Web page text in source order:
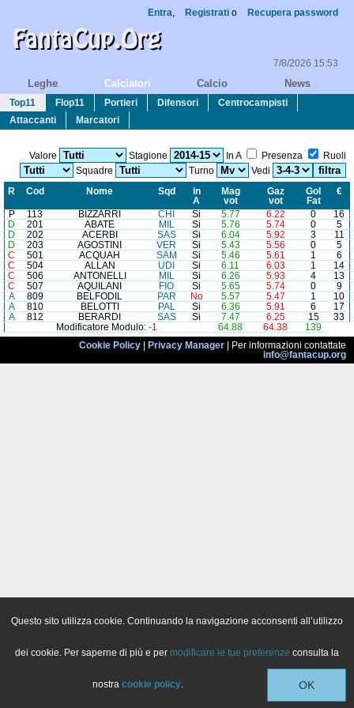
Entra, Registrati o Recupera password
7/8/2026 15:53
Leghe Calciatori Calcio News
Top11 Flop11 Portieri Difensori
Centrocampisti
Attaccanti
Marcatori
Valore Stagione In A Presenza
Ruoli
Squadre
Turno
Vedi
R
Cod Nome Sqd
in
A
Mag
vot
Gaz
vot
Gol
Fat
€
P 113 BIZZARRI CHI Si 5.77 6.22 0
16
D
201 ABATE MIL Si 5.76 5.74 0
5
D
202 ACERBI SAS Si 6.04 5.92 3
11
D
203 AGOSTINI VER Si 5.43 5.56 0
5
C
501 ACQUAH SAM Si 5.46 5.61 1
6
C
504 ALLAN UDI Si 6.11 6.03 1
14
C
506 ANTONELLI MIL Si 6.26 5.93 4
13
C
507 AQUILANI FIO Si 5.65 5.74 0
9
A
809 BELFODIL PAR No 5.57 5.47 1
10
A
810 BELOTTI PAL Si 6.36 5.91 6
17
A
812 BERARDI SAS Si 7.47 6.25 15
33
Modificatore Modulo: -1 64.88 64.38
139
Cookie Policy
Privacy Manager | Per informazioni contattate
info@fantacup.org
Questo sito utilizza cookie. Continuando la navigazione acconsenti all’utilizzo
dei cookie. Per saperne di più e per modificare le tue preferenze consulta la
nostra cookie policy. OK